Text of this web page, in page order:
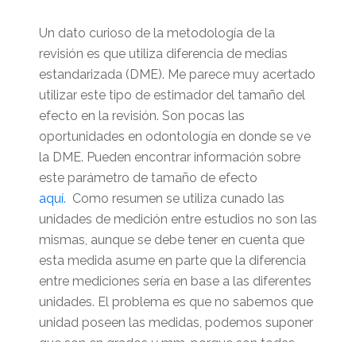
Un dato curioso de la metodología de la
revisión es que utiliza diferencia de medias
estandarizada (DME). Me parece muy acertado
utilizar este tipo de estimador del tamaño del
efecto en la revisión. Son pocas las
oportunidades en odontología en donde se ve
la DME. Pueden encontrar información sobre
este parámetro de tamaño de efecto
aquí. Como resumen se utiliza cunado las
unidades de medición entre estudios no son las
mismas, aunque se debe tener en cuenta que
esta medida asume en parte que la diferencia
entre mediciones sería en base a las diferentes
unidades. El problema es que no sabemos que
unidad poseen las medidas, podemos suponer